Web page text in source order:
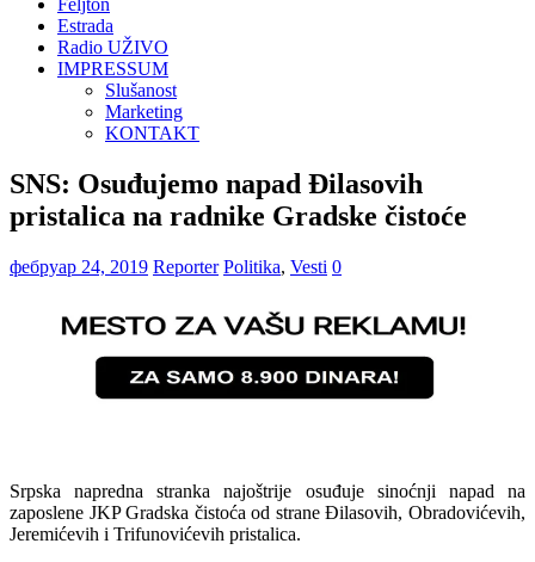
Feljton
Estrada
Radio UŽIVO
IMPRESSUM
Slušanost
Marketing
KONTAKT
SNS: Osuđujemo napad Đilasovih
pristalica na radnike Gradske čistoće
фебруар 24, 2019 Reporter Politika, Vesti 0
Srpska napredna stranka najoštrije osuđuje sinoćnji napad na
zaposlene JKP Gradska čistoća od strane Đilasovih, Obradovićevih,
Jeremićevih i Trifunovićevih pristalica.